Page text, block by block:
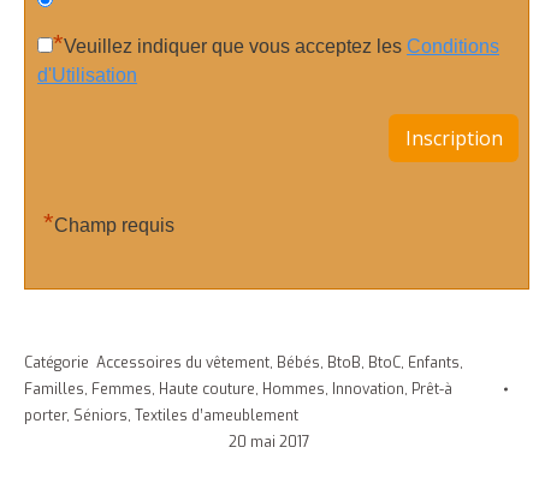
*Veuillez indiquer que vous acceptez les Conditions
d'Utilisation
*Champ requis
Catégorie Accessoires du vêtement, Bébés, BtoB, BtoC, Enfants,
Familles, Femmes, Haute couture, Hommes, Innovation, Prêt-à
porter, Séniors, Textiles d’ameublement
20 mai 2017